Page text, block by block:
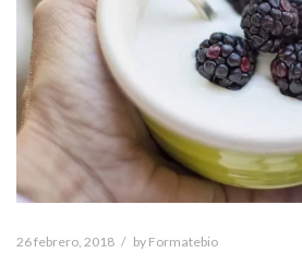
26 febrero, 2018 by Formatebio